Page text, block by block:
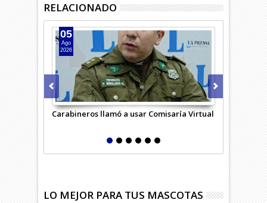
RELACIONADO
Carabineros llamó a usar Comisaría Virtual
05
Ago
2026
LO MEJOR PARA TUS MASCOTAS